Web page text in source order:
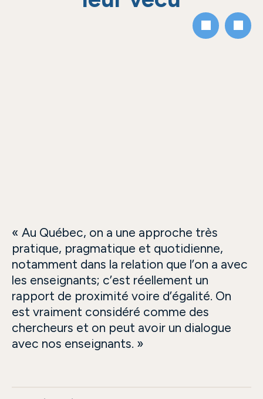
« Au Québec, on a une approche très
pratique, pragmatique et quotidienne,
notamment dans la relation que l’on a avec
les enseignants; c’est réellement un
rapport de proximité voire d’égalité. On
est vraiment considéré comme des
chercheurs et on peut avoir un dialogue
avec nos enseignants. »